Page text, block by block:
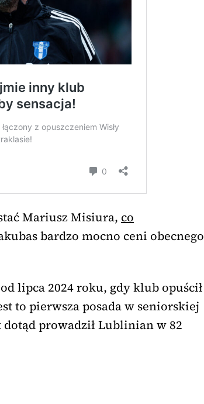
Mariusz Misiura, co
bardzo mocno ceni obecnego
lipca 2024 roku, gdy klub opuścił
to pierwsza posada w seniorskiej
dotąd prowadził Lublinian w 82